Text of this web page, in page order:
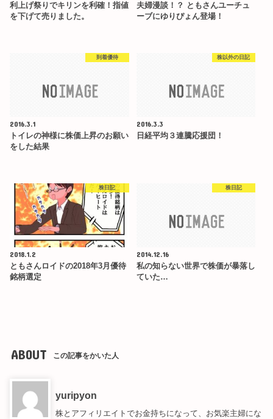
利上げ祭りでキリンを利確！指値
を下げて売りました。
夫婦漫談！？ ともさんユーチュ
ーブにゆりぴょん登場！
到着優待
2016.3.1
トイレの神様に株価上昇のお願い
をした結果
株以外の日記
2016.3.3
日経平均３連騰応援団！
株日記
2018.1.2
ともさんロイドの2018年3月優待
銘柄選定
株日記
2014.12.16
私の知らない世界で株価が暴落し
ていた…
ABOUT この記事をかいた人
yuripyon
株とアフィリエイトでお金持ちになって、お気楽主婦にな